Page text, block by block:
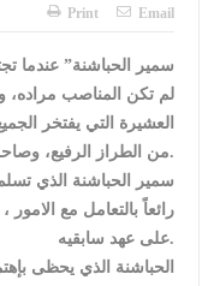
القاضي يلتقي رؤساء
دعوة المكلفين بخدمة
Print Email
“سمير الحباشنة” عندما
لم تكن المناصب مراده،
العشيرة التي يفتخر
من الطراز الرفيع، وصاحب ادب وثقافة لا مثيل لها.
سمير الحباشنة الذي تسلم
رائعاً بالتعامل مع
على عهد سابقيه.
الحباشنة الذي يحظى